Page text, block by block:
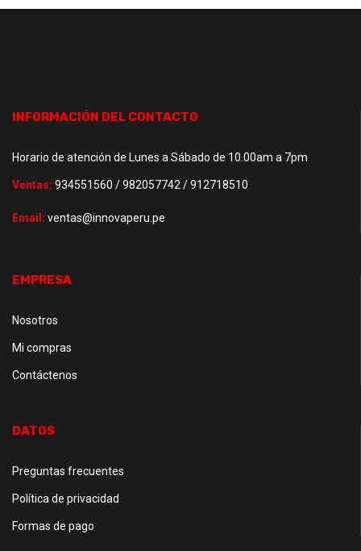
INFORMACIÓN DEL CONTACTO
Horario de atención de Lunes a Sábado de 10.00am a 7pm
Ventas: 934551560 / 982057742 / 912718510
Email: ventas@innovaperu.pe
EMPRESA
Nosotros
Mi compras
Contáctenos
DATOS
Preguntas frecuentes
Política de privacidad
Formas de pago